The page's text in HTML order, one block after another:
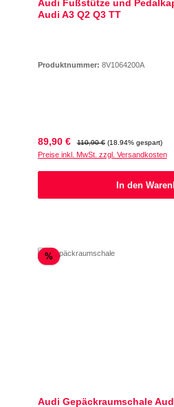
Audi Fußstütze und
Audi A3 Q2 Q3 TT
Produktnummer: 8V1064200A
Verkaufspreis:
89,90 € Regulärer Preis:
110,90 € (18.94% gespart)
Preise inkl. MwSt. zzgl. Versandkosten
In den
%Rabatt
Audi Gepäckraumschale